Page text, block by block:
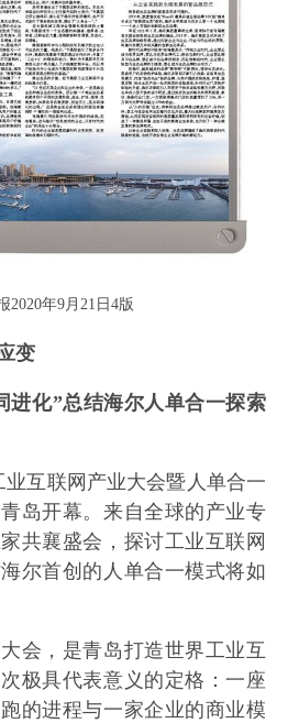
2020年9月21日4版
变
进化”总结海尔人单合一探索
业互联网产业大会暨人单合一
岛开幕。来自全球的产业专
共襄盛会，探讨工业互联网
尔首创的人单合一模式将如
会，是青岛打造世界工业互
极具代表意义的定格：一座
的进程与一家企业的商业模